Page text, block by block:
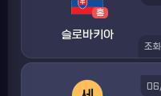
홈
슬로바키아
조